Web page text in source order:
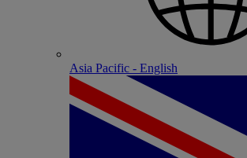
Asia Pacific - English